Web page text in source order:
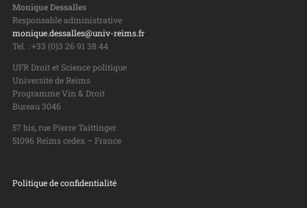
Monique Dessalles
Responsable administrative
monique.dessalles@univ-reims.fr
Tel. : +33 (0)3 26 91 38 44
UFR Droit et Science politique
Université de Reims
Programme Vin & Droit
Bureau 3046
57 bis, rue Pierre Taittinger
51096 Reims cedex – France
Politique de confidentialité